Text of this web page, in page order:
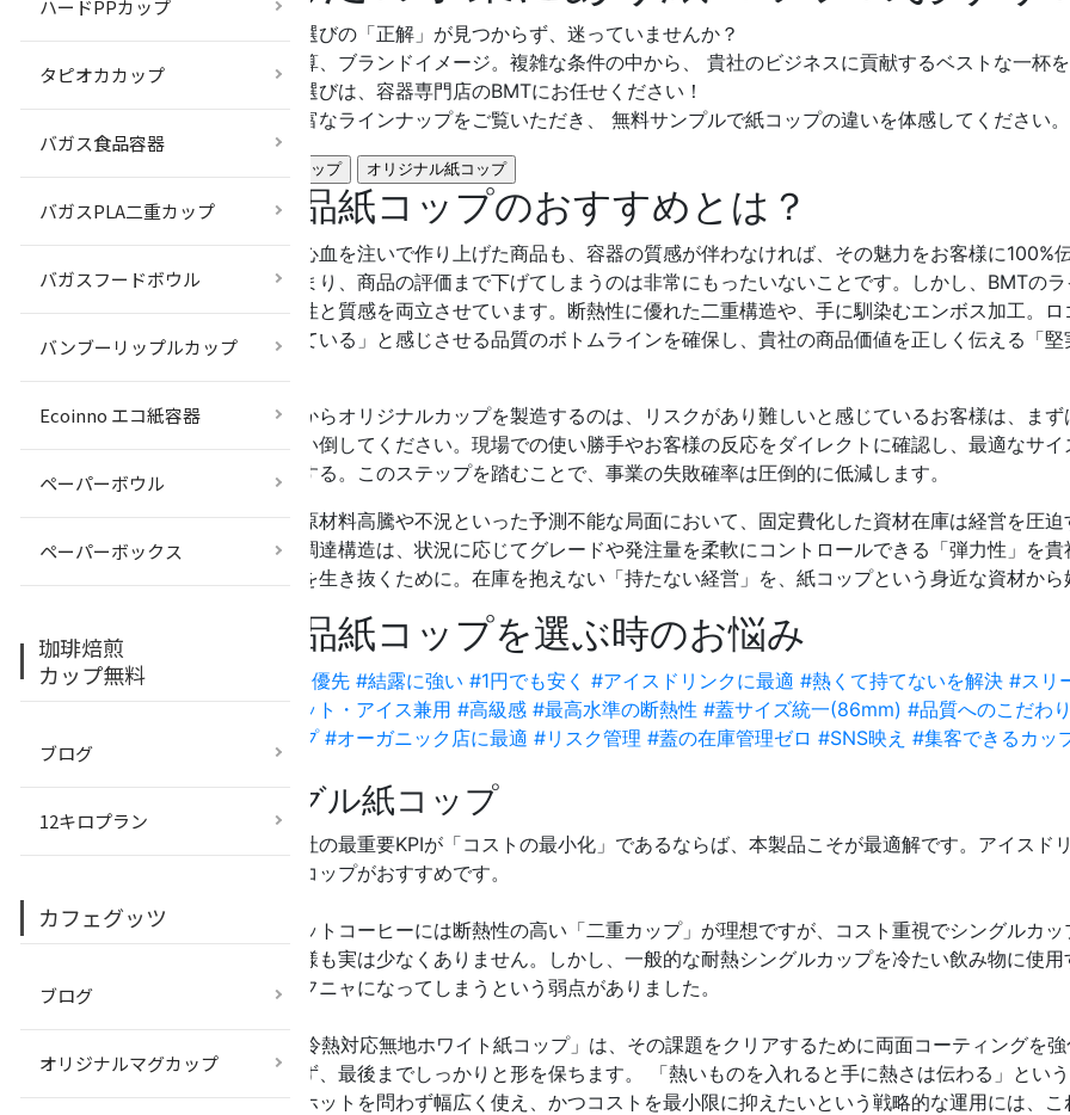
ハードPPカップ
タピオカカップ
バガス食品容器
バガスPLA二重カップ
バガスフードボウル
バンブーリップルカップ
Ecoinno エコ紙容器
ペーパーボウル
ペーパーボックス
珈琲焙煎
カップ無料
ブログ
12キロプラン
カフェグッツ
ブログ
オリジナルマグカップ
紙コップ選びの「正解」が見つからず、迷っていませんか？
用途、予算、ブランドイメージ。複雑な条件の中から、 貴社のビジネスに貢献するベストな一杯
紙コップ選びは、容器専門店のBMTにお任せください！
まずは豊富なラインナップをご覧いただき、 無料サンプルで紙コップの違いを体感してください。
既製品紙コップ オリジナル紙コップ
既製品紙コップのおすすめとは？
せっかく心血を注いで作り上げた商品も、容器の質感が伴わなければ、その魅力をお客様に100%
先するあまり、商品の評価まで下げてしまうのは非常にもったいないことです。しかし、BMTの
高い機能性と質感を両立させています。断熱性に優れた二重構造や、手に馴染むエンボス加工。
っかりしている」と感じさせる品質のボトムラインを確保し、貴社の商品価値を正しく伝える「
初期段階からオリジナルカップを製造するのは、リスクがあり難しいと感じているお客様は、ま
として使い倒してください。現場での使い勝手やお客様の反応をダイレクトに確認し、最適なサ
ルへ移行する。このステップを踏むことで、事業の失敗確率は圧倒的に低減します。
さらに、原材料高騰や不況といった予測不能な局面において、固定費化した資材在庫は経営を圧
スとした調達構造は、状況に応じてグレードや発注量を柔軟にコントロールできる「弾力性」を
しい時代を生き抜くために。在庫を抱えない「持たない経営」を、紙コップという身近な資材か
既製品紙コップを選ぶ時のお悩み
#コスト最優先 #結露に強い #1円でも安く #アイスドリンクに最適 #熱くて持てないを解決 #スリ
楽に #ホット・アイス兼用 #高級感 #最高水準の断熱性 #蓋サイズ統一(86mm) #品質へのこだわ
エコカップ #オーガニック店に最適 #リスク管理 #蓋の在庫管理ゼロ #SNS映え #集客できるカッ
シングル紙コップ
現在、貴社の最重要KPIが 「コストの最小化」 であるならば、本製品こそが最適解です。アイスド
ングル紙コップがおすすめです。
本来、ホットコーヒーには断熱性の高い「二重カップ」が理想ですが、コスト重視でシングルカ
オーナー様も実は少なくありません。しかし、一般的な耐熱シングルカップを冷たい飲み物に使
にフニャフニャになってしまうという弱点がありました。
BMTの「冷熱対応無地ホワイト紙コップ」は、その課題をクリアするために両面コーティングを
露に負けず、最後までしっかりと形を保ちます。 「熱いものを入れると手に熱さは伝わる」とい
アイス・ホットを問わず幅広く使え、かつコストを最小限に抑えたいという戦略的な運用には、